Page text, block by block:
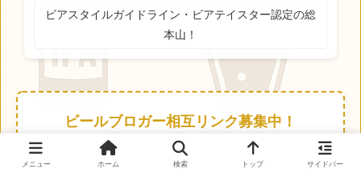
メニュー ホーム 検索 トップ サイドバー
ビアスタイルガイドライン・ビアテイスター認定の総
本山！
ビールブロガー相互リンク募集中！
rihobeer.comではビールやクラフトブルワリー
に関するブログとの相互リンクを募集していま